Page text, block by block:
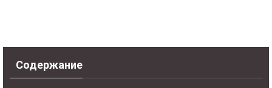
Содержание